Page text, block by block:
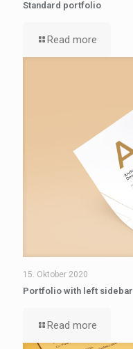
Standard portfolio
Read more
15. Oktober 2020
Portfolio with left sidebar
Read more